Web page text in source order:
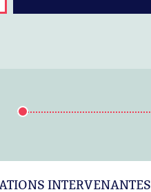
INTERVENANTES